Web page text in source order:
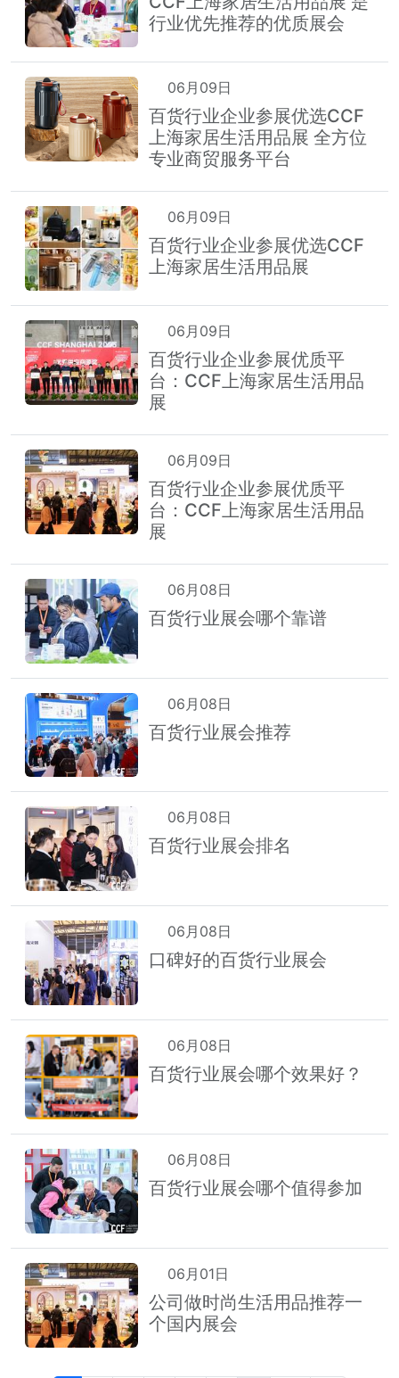
行业优先推荐的优质展会
06月09日
百货行业企业参展优选CCF
上海家居生活用品展 全方位
专业商贸服务平台
06月09日
百货行业企业参展优选CCF
上海家居生活用品展
06月09日
百货行业企业参展优质平
台：CCF上海家居生活用品
展
06月09日
百货行业企业参展优质平
台：CCF上海家居生活用品
展
06月08日
百货行业展会哪个靠谱
06月08日
百货行业展会推荐
06月08日
百货行业展会排名
06月08日
口碑好的百货行业展会
06月08日
百货行业展会哪个效果好？
06月08日
百货行业展会哪个值得参加
06月01日
公司做时尚生活用品推荐一
个国内展会